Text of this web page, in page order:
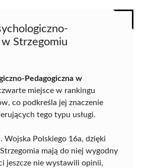
w Strzegomiu
Pedagogiczna w
miejsce w rankingu
co podkreśla jej znaczenie
tego typu usługi.
Wojska Polskiego 16a, dzięki
mają do niej wygodny
jeszcze nie wystawili opinii,